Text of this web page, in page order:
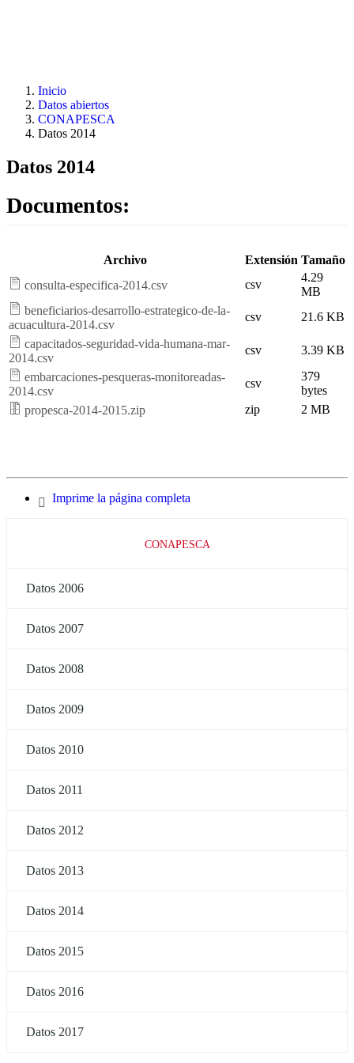
Inicio
Datos abiertos
CONAPESCA
Datos 2014
Datos 2014
Documentos:
Archivo Extensión Tamaño
consulta-especifica-2014.csv
csv
4.29
MB
beneficiarios-desarrollo-estrategico-de-la-
acuacultura-2014.csv
csv
21.6 KB
capacitados-seguridad-vida-humana-mar-
2014.csv
csv
3.39 KB
embarcaciones-pesqueras-monitoreadas-
2014.csv
csv
379
bytes
propesca-2014-2015.zip
zip 2 MB
Imprime la página completa
CONAPESCA
Datos 2006
Datos 2007
Datos 2008
Datos 2009
Datos 2010
Datos 2011
Datos 2012
Datos 2013
Datos 2014
Datos 2015
Datos 2016
Datos 2017